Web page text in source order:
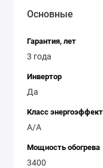
помещении, то
Основные
Гарантия, лет
3 года
Инвертор
Да
Класс
A/A
Мощность обогрева
3400